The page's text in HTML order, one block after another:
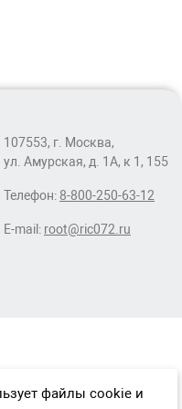
107553, г. Москва,
ул. Амурская, д. 1А, к 1, 155
Телефон: 8-800-250-63-12
E-mail: root@ric072.ru
файлы cookie и